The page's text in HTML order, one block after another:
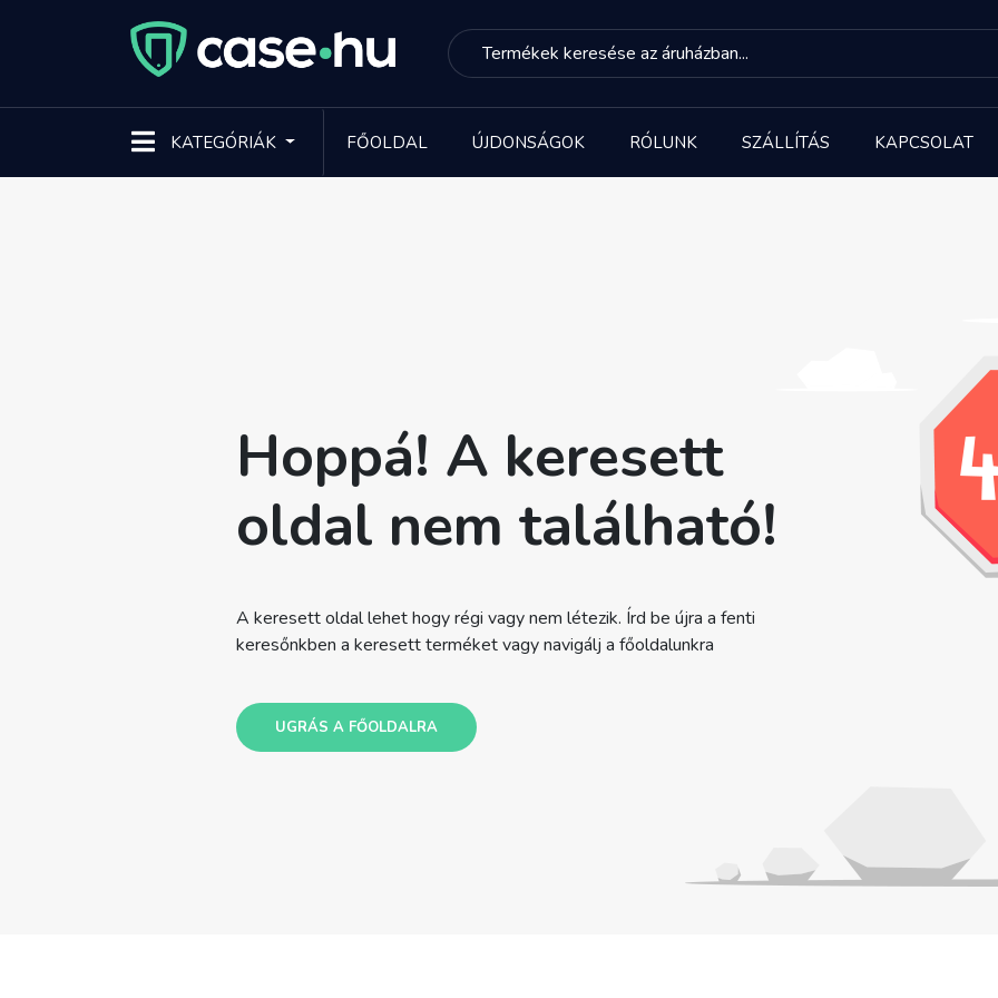
KATEGÓRIÁK FŐOLDAL ÚJDONSÁGOK RÓLUNK SZÁLLÍTÁS KAPCSOLAT
Hoppá! A keresett
oldal nem található!
A keresett oldal lehet hogy régi vagy nem létezik. Írd be újra a fenti
keresőnkben a keresett terméket vagy navigálj a főoldalunkra
UGRÁS A FŐOLDALRA